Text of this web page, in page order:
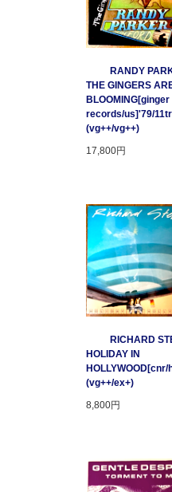
RANDY
THE GINGERS
BLOOMING[ginger
records/us]'79/
(vg++/vg++)
17,800円
RICHARD
HOLIDAY IN
(vg++/ex+)
8,800円